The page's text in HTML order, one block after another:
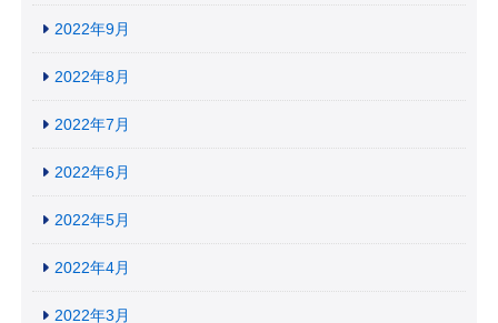
2022年9月
2022年8月
2022年7月
2022年6月
2022年5月
2022年4月
2022年3月